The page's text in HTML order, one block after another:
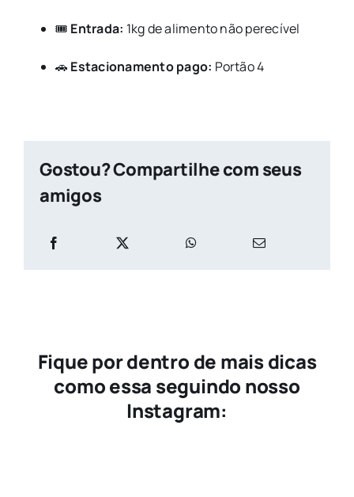
🎟️ Entrada: 1kg de alimento não perecível
🚗 Estacionamento pago: Portão 4
Gostou? Compartilhe com seus
amigos
Fique por dentro de mais dicas
como essa seguindo nosso
Instagram: